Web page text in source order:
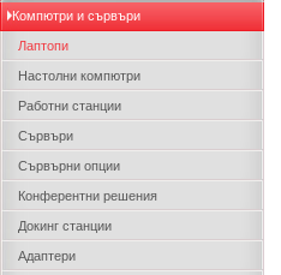
Компютри и сървъри
Лаптопи
Настолни компютри
Работни станции
Сървъри
Сървърни опции
Конферентни решения
Докинг станции
Адаптери